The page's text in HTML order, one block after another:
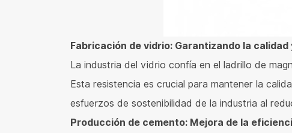
Fabricación de vidrio: Garantizando la
La industria del vidrio confía en el ladrillo de
Esta resistencia es crucial para mantener la
esfuerzos de sostenibilidad de la industria al
Producción de cemento: Mejora de la